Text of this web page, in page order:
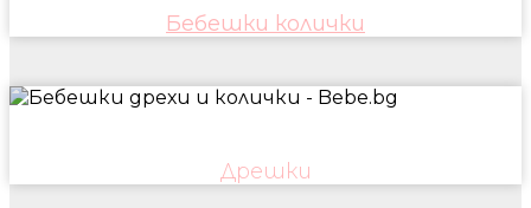
Бебешки колички
Дрешки